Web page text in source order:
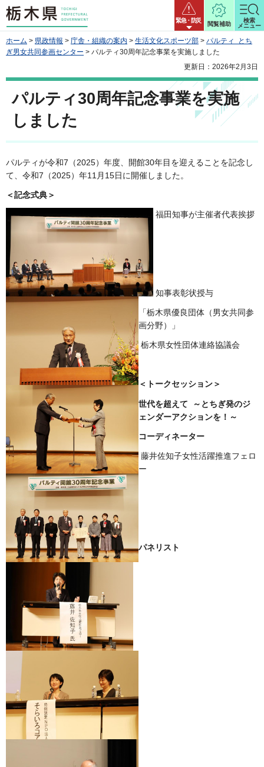
栃木県 緊急・防災
閲覧補助
検索
メニュー
ホーム > 県政情報 > 庁舎・組織の案内 > 生活文化スポーツ部 > パルティ とち
ぎ男女共同参画センター > パルティ30周年記念事業を実施しました
更新日：2026年2月3日
パルティ30周年記念事業を実施
しました
パルティが令和7（2025）年度、開館30年目を迎えることを記念し
て、令和7（2025）年11月15日に開催しました。
＜記念式典＞
福田知事が主催者代表挨拶
知事表彰状授与
「栃木県優良団体（男女共同参
画分野）」
栃木県女性団体連絡協議会
＜トークセッション＞
世代を超えて ～とちぎ発のジ
ェンダーアクションを！～
コーディネーター
藤井佐知子女性活躍推進フェロ
ー
パネリスト